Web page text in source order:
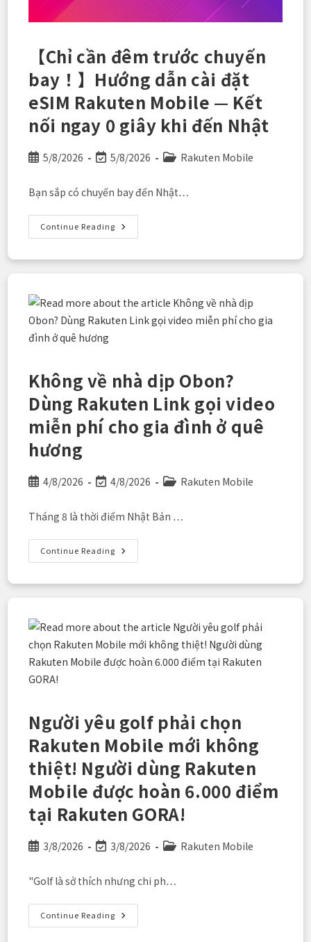
Sắm”
Chi
Phí
Thực
Tế
0
Đồng
【Chỉ cần đêm trước chuyến
bay！】Hướng dẫn cài đặt
eSIM Rakuten Mobile — Kết
nối ngay 0 giây khi đến Nhật
Post5/8/2026
Post
modified:
5/8/2026
PostRakuten Mobile
Bạn sắp có chuyến bay đến Nhật…
Continue Reading 【Chỉ
Cần
Trước
Chuyến
Cài
Đặt
ESIM
Nối
Ngay
Giây
Khi
Đến
Nhật
Không về nhà dịp Obon?
Dùng Rakuten Link gọi video
miễn phí cho gia đình ở quê
hương
Post4/8/2026
Post
modified:
4/8/2026
PostRakuten Mobile
Tháng 8 là thời điểm Nhật Bản …
Continue Reading Không
Về
Dịp
Obon?
Gọi
Video
Miễn
Phí
Cho
Hương
Người yêu golf phải chọn
Rakuten Mobile mới không
thiệt! Người dùng Rakuten
Mobile được hoàn 6.000 điểm
tại Rakuten GORA!
Post3/8/2026
Post
modified:
3/8/2026
PostRakuten Mobile
"Golf là sở thích nhưng chi ph…
Continue Reading Người
Yêu